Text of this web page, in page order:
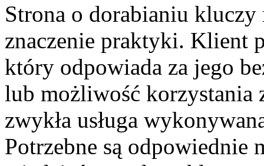
Strona o dorabianiu
znaczenie praktyki. Klient
który odpowiada za jego
lub możliwość korzystania
zwykła usługa
Potrzebne są odpowiednie